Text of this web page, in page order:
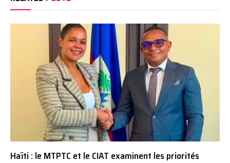
Haïti : le MTPTC et le CIAT examinent les priorités